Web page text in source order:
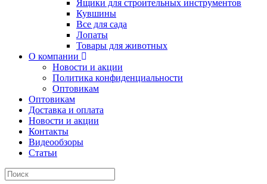
Ящики для строительных инструментов
Кувшины
Все для сада
Лопаты
Товары для животных
О компании
Новости и акции
Политика конфиденциальности
Оптовикам
Оптовикам
Доставка и оплата
Новости и акции
Контакты
Видеообзоры
Статьи